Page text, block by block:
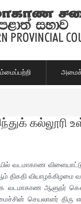
கல்லூரி
வடமாகாண
திகதி
வடமாகாண ஆளுநர்
செயலாளர் திரு